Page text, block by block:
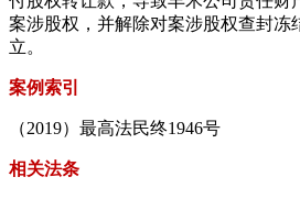
案涉股权，并解除对案涉股权查封
立。
案例索引
（2019）最高法民终1946号
相关法条